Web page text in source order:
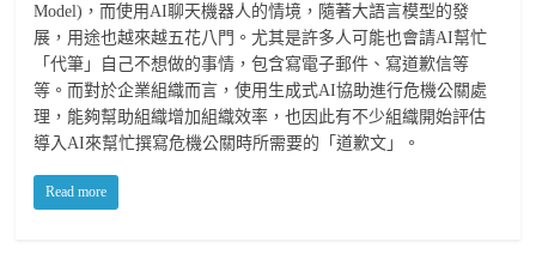
Model)，而使用AI聊天機器人的情境，隨著大語言模型的發
展，用途也越來越五花八門。尤其是許多人可能也會請AI幫忙
「代筆」自己不想做的事情，包含寫電子郵件、寫道歉信等
等。而對於企業組織而言，使用生成式AI協助進行危機公關處
理，能夠幫助組織增加組織效率，也因此有不少組織開始評估
導入AI來幫忙撰寫危機公關時所需要的「道歉文」。
Read more